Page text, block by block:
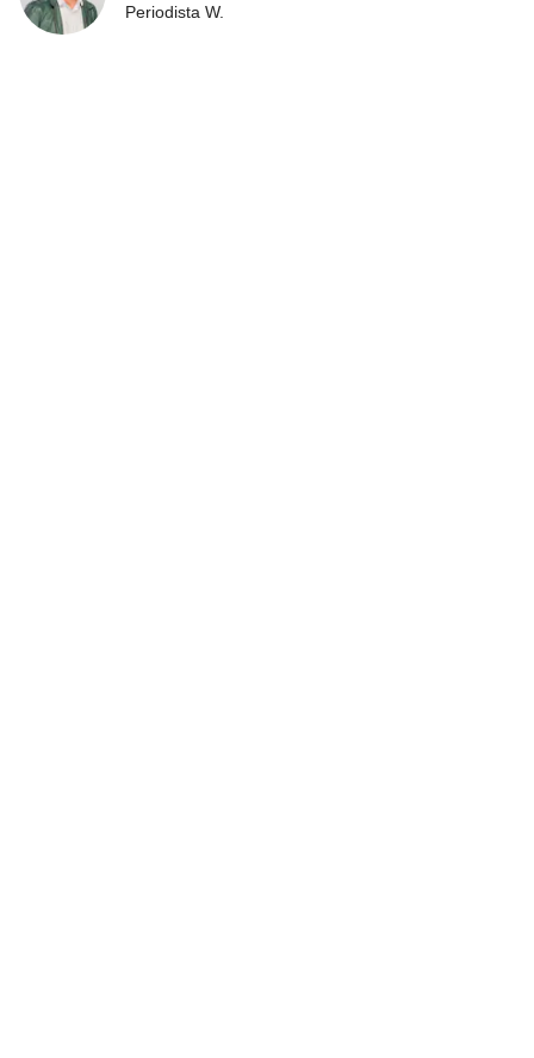
Periodista W.